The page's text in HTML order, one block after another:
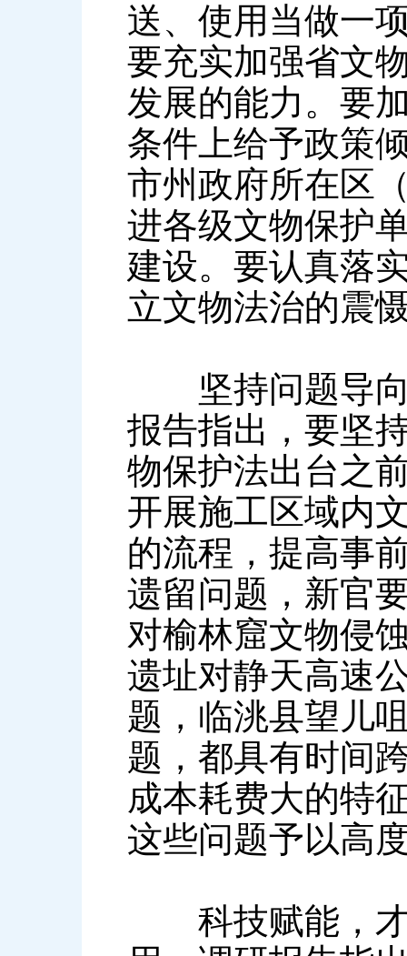
送、使用当做一
要充实加强省文
发展的能力。要
条件上给予政策
市州政府所在区
进各级文物保护
建设。要认真落
立文物法治的震
坚持问题导向
报告指出，要坚
物保护法出台之
开展施工区域内
的流程，提高事
遗留问题，新官
对榆林窟文物侵
遗址对静天高速
题，临洮县望儿
题，都具有时间
成本耗费大的特
这些问题予以高
科技赋能，才